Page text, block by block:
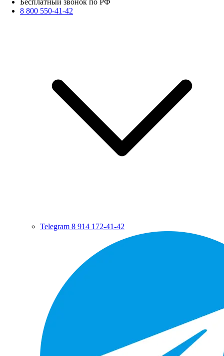
Бесплатный звонок по РФ
8 800 550-41-42
Telegram 8 914 172-41-42